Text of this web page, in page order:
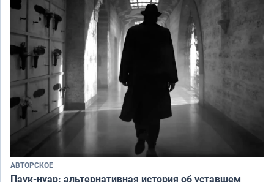
АВТОРСКОЕ
Паук-нуар: альтернативная история об уставшем